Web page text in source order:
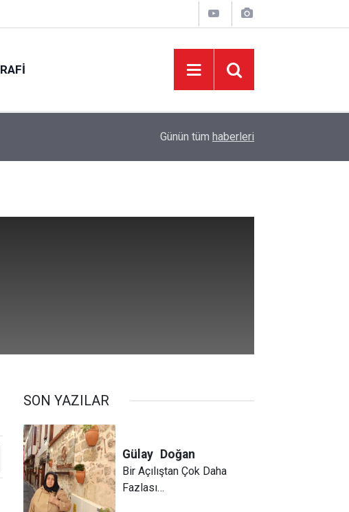
KMTSO'DAN MUSTAFA NARLI'YA HİZMET
Günün tüm haberleri
SON YAZILAR
Gülay Doğan
Bir Açılıştan Çok Daha
Fazlası…